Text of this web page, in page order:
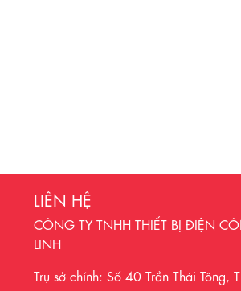
LIÊN HỆ
CÔNG TY TNHH THIẾT BỊ ĐIỆN
LINH
Trụ sở chính: Số 40 Trần Thái Tông,